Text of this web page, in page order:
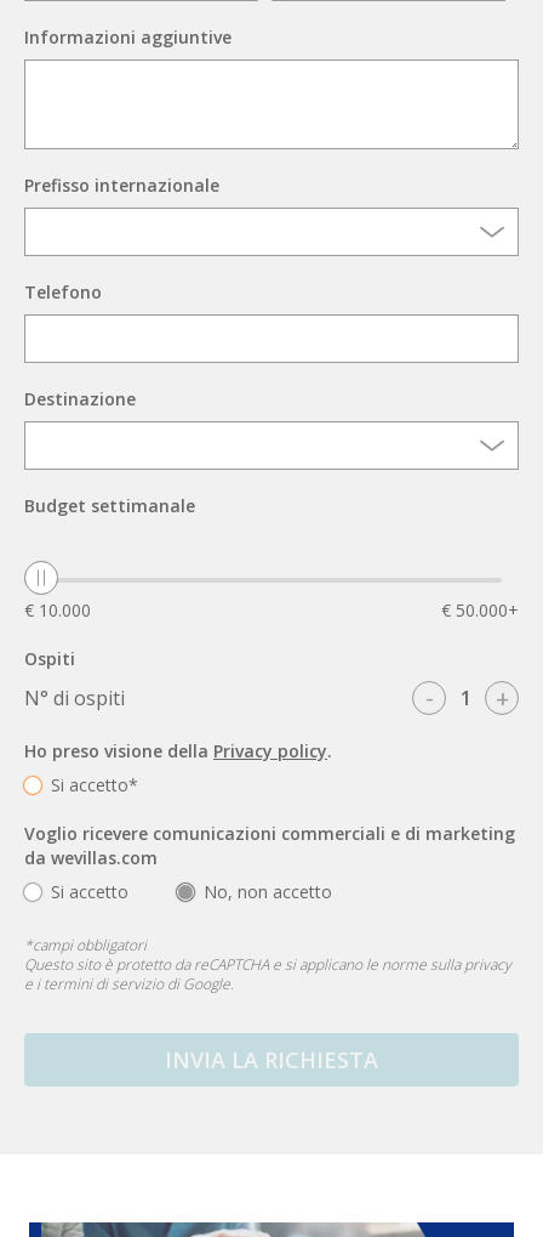
Informazioni aggiuntive
Prefisso internazionale
Telefono
Destinazione
Budget settimanale
€ 10.000 € 50.000+
Ospiti
N° di ospiti - +
Ho preso visione della Privacy policy.
Si accetto*
Voglio ricevere comunicazioni commerciali e di marketing
da wevillas.com
Si accetto
No, non accetto
*campi obbligatori
Questo sito è protetto da reCAPTCHA e si applicano le norme sulla privacy
e itermini di serviziodi Google.
INVIA LA RICHIESTA